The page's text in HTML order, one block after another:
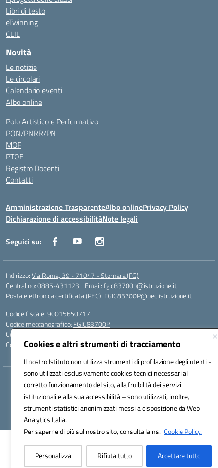
Cookies e altri strumenti di tracciamento
Il nostro Istituto non utilizza strumenti di profilazione degli utenti -
sono utilizzati esclusivamente cookies tecnici necessari al
corretto funzionamento del sito, alla fruibilità dei servizi
istituzionali e alla sua accessibilità – sono utilizzati, inoltre,
strumenti statistici anonimizzati messi a disposizione da Web
Analytics Italia.
Per saperne di più sul nostro sito, consulta la ns. Cookie Policy.
Personalizza Rifiuta tutto Accettare tutto
Libri di testo
eTwinning
CLIL
Novità
Le notizie
Le circolari
Calendario eventi
Albo online
Polo Artistico e Performativo
PON/PNRR/PN
MOF
PTOF
Registro Docenti
Contatti
Amministrazione TrasparenteAlbo onlinePrivacy Policy
Dichiarazione di accessibilitàNote legali
Seguici su:
Indirizzo:Via Roma, 39 - 71047 - Stornara (FG)
Centralino:0885-431123 Email:fgic83700p@istruzione.it
Posta elettronica certificata (PEC): FGIC83700P@pec.istruzione.it
Codice fiscale: 90015650717
Codice meccanografico: FGIC83700P
Codice Indice delle Pubbliche Amministrazioni (IPA): istsc_fgic83700p
Codice unico di fatturazione (CUF): UFUOPR
Hosting & Powered by 3D Solution S.r.l.
Concept & Design by Designers Italia